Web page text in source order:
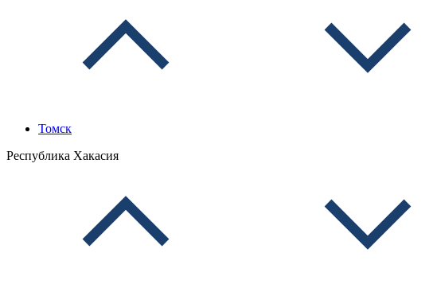
Томск
Республика Хакасия